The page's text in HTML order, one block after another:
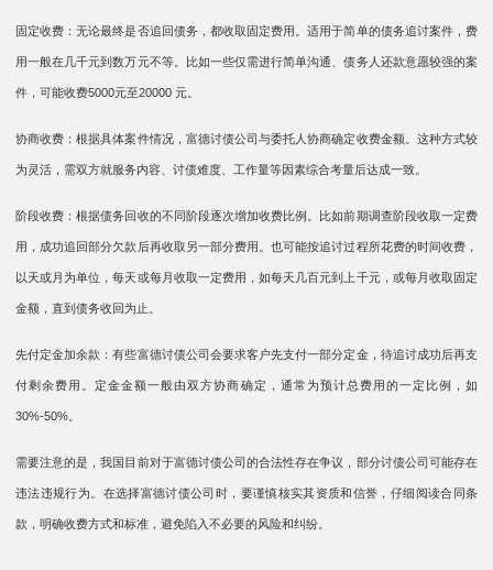
固定收费：无论最终是否追回债务，都收取固定费用。适用于简单的债务追讨案件，费
用一般在几千元到数万元不等。比如一些仅需进行简单沟通、债务人还款意愿较强的案
件，可能收费5000元至20000 元。
协商收费：根据具体案件情况，富德讨债公司与委托人协商确定收费金额。这种方式较
为灵活，需双方就服务内容、讨债难度、工作量等因素综合考量后达成一致。
阶段收费：根据债务回收的不同阶段逐次增加收费比例。比如前期调查阶段收取一定费
用，成功追回部分欠款后再收取另一部分费用。也可能按追讨过程所花费的时间收费，
以天或月为单位，每天或每月收取一定费用，如每天几百元到上千元，或每月收取固定
金额，直到债务收回为止。
先付定金加余款：有些富德讨债公司会要求客户先支付一部分定金，待追讨成功后再支
付剩余费用。定金金额一般由双方协商确定，通常为预计总费用的一定比例，如
30%-50%。
需要注意的是，我国目前对于富德讨债公司的合法性存在争议，部分讨债公司可能存在
违法违规行为。在选择富德讨债公司时，要谨慎核实其资质和信誉，仔细阅读合同条
款，明确收费方式和标准，避免陷入不必要的风险和纠纷。